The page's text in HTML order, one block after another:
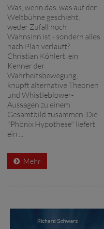
Was, wenn das, was auf der
Weltbühne geschieht,
weder Zufall noch
Wahnsinn ist - sondern alles
nach Plan verläuft?
Christian Köhlert, ein
Kenner der
Wahrheitsbewegung,
knüpft alternative Theorien
und Whistleblower-
Aussagen zu einem
Gesamtbild zusammen. Die
"Phönix Hypothese" liefert
ein ...
Mehr